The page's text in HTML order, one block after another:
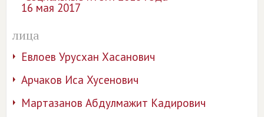
16 мая 2017
лица
Евлоев Урусхан Хасанович
Арчаков Иса Хусенович
Мартазанов Абдулмажит Кадирович